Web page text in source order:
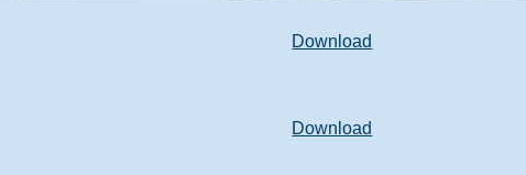
Download
Download